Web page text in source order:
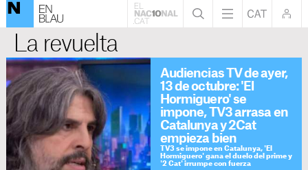
La revuelta
Audiencias TV de ayer,
13 de octubre: 'El
Hormiguero' se
impone, TV3 arrasa en
Catalunya y 2Cat
empieza bien
TV3 se impone en Catalunya, 'El
Hormiguero' gana el duelo del prime y
'2 Cat' irrumpe con fuerza